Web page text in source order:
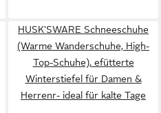
HUSK'SWARE Schneeschuhe
(Warme Wanderschuhe, High-
Top-Schuhe), efütterte
Winterstiefel für Damen &
Herrenr- ideal für kalte Tage